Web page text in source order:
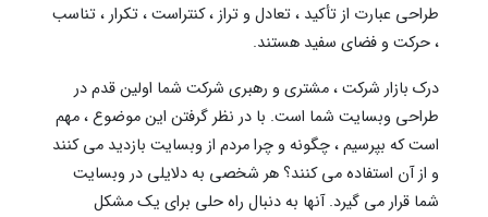
طراحی عبارت از تأکید ، تعادل و تراز ، کنتراست ، تکرار ، تناسب
، حرکت و فضای سفید هستند.
درک بازار شرکت ، مشتری و رهبری شرکت شما اولین قدم در
طراحی وبسایت شما است. با در نظر گرفتن این موضوع ، مهم
است که بپرسیم ، چگونه و چرا مردم از وبسایت بازدید می کنند
و از آن استفاده می کنند؟ هر شخصی به دلایلی در وبسایت
شما قرار می گیرد. آنها به دنبال راه حلی برای یک مشکل